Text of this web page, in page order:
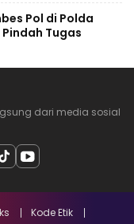
Pol di Polda
Tugas
dari media sosial
Kode Etik